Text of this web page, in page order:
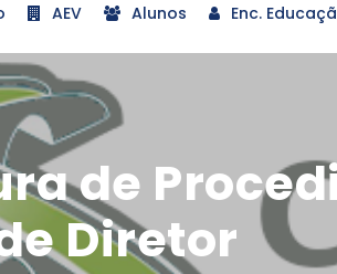
AEV Alunos Enc.
de
Diretor